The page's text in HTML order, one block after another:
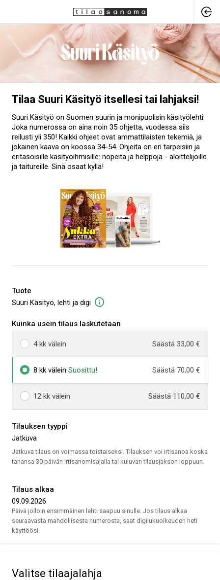
Tilaa Suuri Käsityö itsellesi tai lahjaksi!
Suuri Käsityö on Suomen suurin ja monipuolisin käsityölehti.
Joka numerossa on aina noin 35 ohjetta, vuodessa siis
reilusti yli 350! Kaikki ohjeet ovat ammattilaisten tekemiä, ja
jokainen kaava on koossa 34-54. Ohjeita on eri tarpeisiin ja
eritasoisille käsityöihmisille: nopeita ja helppoja - aloittelijoille
ja taitureille. Sinä osaat kyllä!
Tuote
Suuri Käsityö, lehti ja digi
Kuinka usein tilaus laskutetaan
4 kk välein Säästä 33,00 €
8 kk välein Suosittu! Säästä 70,00 €
12 kk välein Säästä 110,00 €
Tilauksen tyyppi
Jatkuva
Jatkuva tilaus on voimassa toistaiseksi. Tilauksen voi irtisanoa koska
tahansa 30 päivän irtisanomisajalla tai kuluvan tilausjakson loppuun.
Tilaus alkaa
09.09.2026
Päivä jolloin ensimmäinen lehti saapuu sinulle. Jos tilaus alkaa
seuraavasta mahdollisesta numerosta, saat digilukuoikeuden heti
käyttöösi.
valitse tilaajalahja